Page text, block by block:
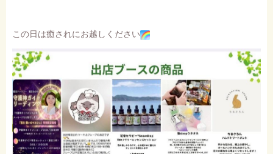
この日は癒されにお越しください